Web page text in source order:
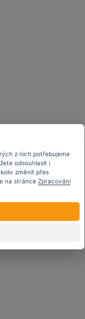
z nich potřebujeme
odsouhlasit i
změnit přes
na stránce Zpracování